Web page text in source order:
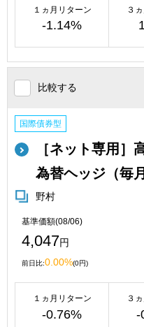
１ヵ月リターン
-1.14%
３
比較する
国際債券型
［ネット専用］
為替ヘッジ（毎
野村
基準価額(08/06)
4,047円
前日比:0.00%(0円)
１ヵ月リターン
-0.76%
３
-